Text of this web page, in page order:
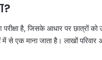
परीक्षा है, जिसके आधार पर छात्रों
से एक माना जाता है। लाखों परिवार